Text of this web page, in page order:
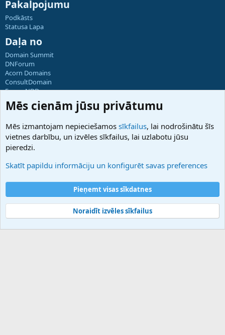
Pakalpojumu
Podkāsts
Statusa Lapa
Daļa no
Domain Summit
DNForum
Acorn Domains
ConsultDomain
ForumNDD
Domainforum.ro
27.be
Hostmaria
Atbalsts
Palīdzība
Noteikumi un nosacījumi
Privātuma politika
Community platform by XenForo® © 2010-2025 XenForo Ltd.
Mēs cienām jūsu privātumu
Mēs izmantojam nepieciešamos sīkfailus, lai nodrošinātu šīs
vietnes darbību, un izvēles sīkfailus, lai uzlabotu jūsu
pieredzi.
Skatīt papildu informāciju un konfigurēt savas preferences
Pieņemt visas sīkdatnes
Noraidīt izvēles sīkfailus